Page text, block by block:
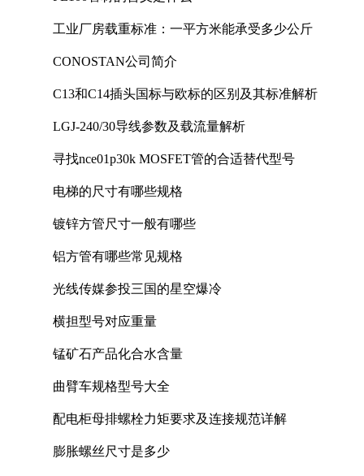
工业厂房载重标准：一平方米能承受多少公斤
CONOSTAN公司简介
C13和C14插头国标与欧标的区别及其标准解析
LGJ-240/30导线参数及载流量解析
寻找nce01p30k MOSFET管的合适替代型号
电梯的尺寸有哪些规格
镀锌方管尺寸一般有哪些
铝方管有哪些常见规格
光线传媒参投三国的星空爆冷
横担型号对应重量
锰矿石产品化合水含量
曲臂车规格型号大全
配电柜母排螺栓力矩要求及连接规范详解
膨胀螺丝尺寸是多少